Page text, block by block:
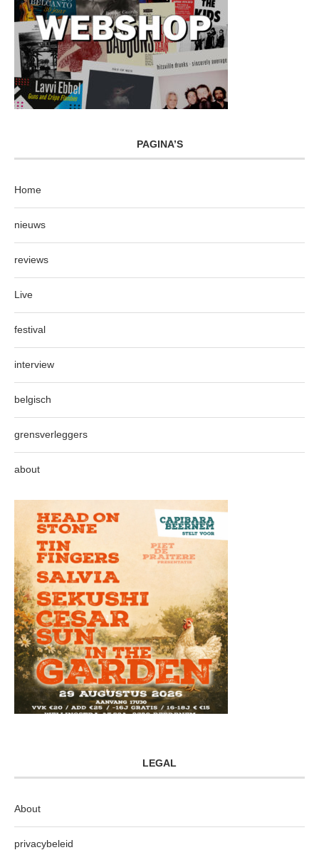
PAGINA’S
Home
nieuws
reviews
Live
festival
interview
belgisch
grensverleggers
about
LEGAL
About
privacybeleid